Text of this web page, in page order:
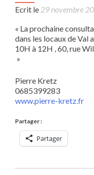
Ecrit le 29 novembre
« La prochaine
dans les locaux de Val
10H à 12H , 60, rue
»
Pierre Kretz
0685399283
www.pierre-kretz.fr
Partager :
Partager